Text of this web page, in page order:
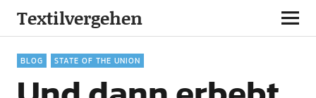
Textilvergehen
BLOG STATE OF THE UNION